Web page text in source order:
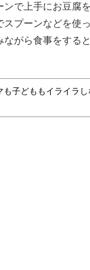
ンで上手にお豆腐
スプーンなどを使
ながら食事をする
も子どももイライラ